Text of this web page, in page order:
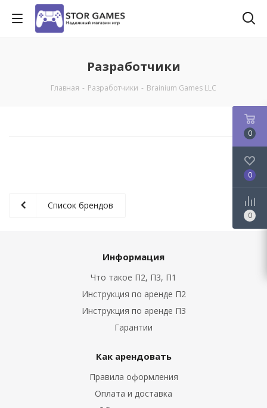
Разработчики
Главная - Разработчики - Brainium Games LLC
Список брендов
Информация
Что такое П2, П3, П1
Инструкция по аренде П2
Инструкция по аренде П3
Гарантии
Как арендовать
Правила оформления
Оплата и доставка
0
0
0